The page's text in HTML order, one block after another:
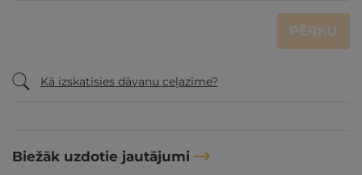
PĒRKU
Kā izskatīsies dāvanu ceļazīme?
Biežāk uzdotie jautājumi